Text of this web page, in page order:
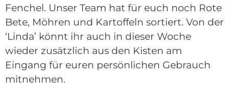
Fenchel. Unser Team hat für euch noch Rote
Bete, Möhren und Kartoffeln sortiert. Von der
‘Linda’ könnt ihr auch in dieser Woche
wieder zusätzlich aus den Kisten am
Eingang für euren persönlichen Gebrauch
mitnehmen.